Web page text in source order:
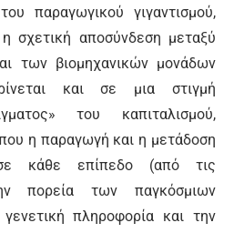
παραγωγικού γιγαντισμού,
σχετική αποσύνδεση μεταξύ
των βιομηχανικών μονάδων
και σε μια στιγμή
του καπιταλισμού,
η παραγωγή και η μετάδοση
κάθε επίπεδο (από τις
πορεία των παγκόσμιων
πληροφορία και την